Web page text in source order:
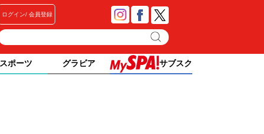
ログイン 会員登録
スポーツ グラビア サブスク